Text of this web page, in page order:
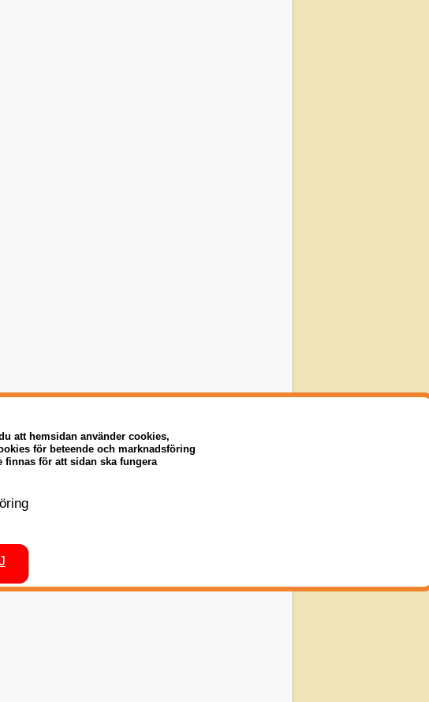
att hemsidan använder cookies,
för beteende och marknadsföring
finnas för att sidan ska fungera